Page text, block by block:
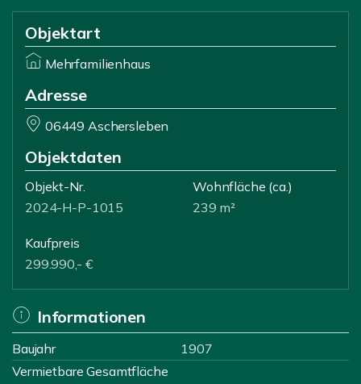
Objektart
Mehrfamilienhaus
Adresse
06449 Aschersleben
Objektdaten
Objekt-Nr.
2024-H-P-1015
Wohnfläche (ca.)
239 m²
Kaufpreis
299.990,- €
Informationen
Baujahr
1907
Vermietbare Gesamtfläche